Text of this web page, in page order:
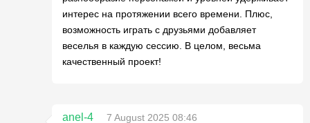
интерес на протяжении всего времени. Плюс,
возможность играть с друзьями добавляет
веселья в каждую сессию. В целом, весьма
качественный проект!
anel-4
7 August 2025 08:46